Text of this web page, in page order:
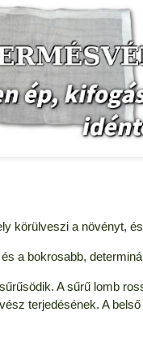
körülveszi a növényt,
a bokrosabb,
A sűrű lomb
terjedésének. A